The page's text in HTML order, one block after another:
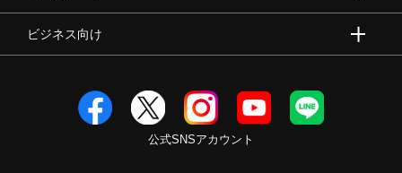
ビジネス向け
公式SNSアカウント